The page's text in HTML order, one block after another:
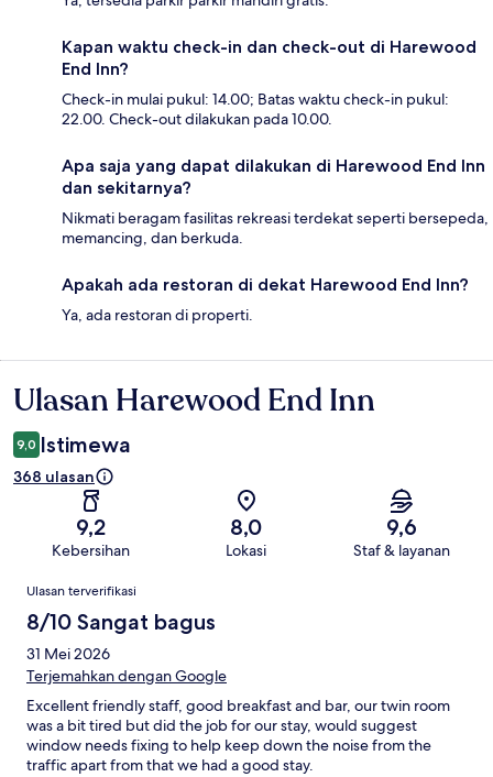
Kapan waktu check-in dan check-out di Harewood
End Inn?
Check-in mulai pukul: 14.00; Batas waktu check-in pukul:
22.00. Check-out dilakukan pada 10.00.
Apa saja yang dapat dilakukan di Harewood End Inn
dan sekitarnya?
Nikmati beragam fasilitas rekreasi terdekat seperti bersepeda,
memancing, dan berkuda.
Apakah ada restoran di dekat Harewood End Inn?
Ya, ada restoran di properti.
Ulasan
Ulasan Harewood End Inn
9,0 Istimewa
368 ulasan
9,2
Kebersihan
8,0
Lokasi
9,6
Staf & layanan
Ulasan
Ulasan terverifikasi
8/10 Sangat bagus
31 Mei 2026
Terjemahkan dengan Google
Excellent friendly staff, good breakfast and bar, our twin room
was a bit tired but did the job for our stay, would suggest
window needs fixing to help keep down the noise from the
traffic apart from that we had a good stay.